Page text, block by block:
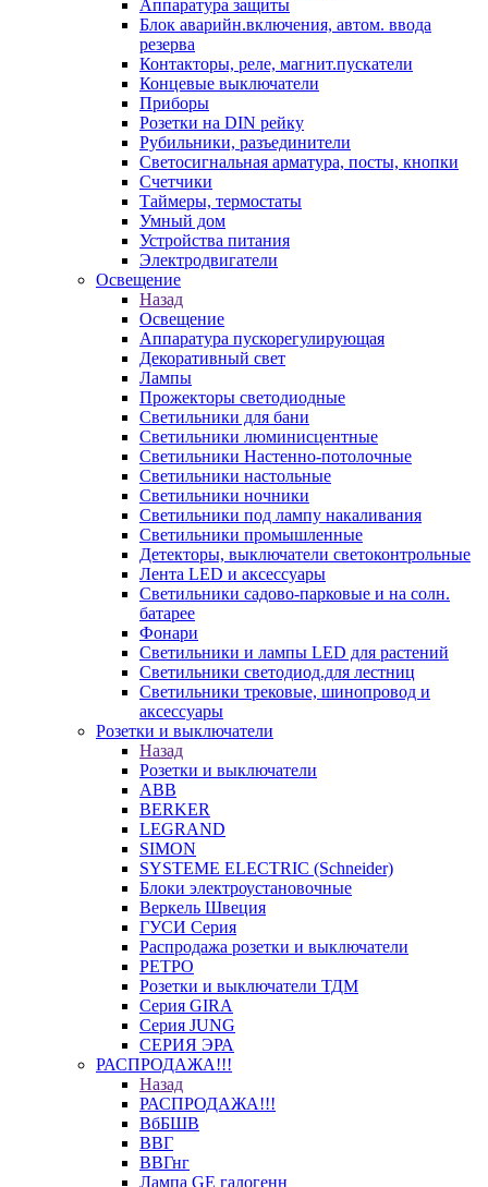
Аппаратура защиты
Блок аварийн.включения, автом. ввода
резерва
Контакторы, реле, магнит.пускатели
Концевые выключатели
Приборы
Розетки на DIN рейку
Рубильники, разъединители
Светосигнальная арматура, посты, кнопки
Счетчики
Таймеры, термостаты
Умный дом
Устройства питания
Электродвигатели
Освещение
Назад
Освещение
Аппаратура пускорегулирующая
Декоративный свет
Лампы
Прожекторы светодиодные
Светильники для бани
Светильники люминисцентные
Светильники Настенно-потолочные
Светильники настольные
Светильники ночники
Светильники под лампу накаливания
Светильники промышленные
Детекторы, выключатели светоконтрольные
Лента LED и аксессуары
Светильники садово-парковые и на солн.
батарее
Фонари
Светильники и лампы LED для растений
Светильники светодиод.для лестниц
Светильники трековые, шинопровод и
аксессуары
Розетки и выключатели
Назад
Розетки и выключатели
ABB
BERKER
LEGRAND
SIMON
SYSTEME ELECTRIC (Schneider)
Блоки электроустановочные
Веркель Швеция
ГУСИ Серия
Распродажа розетки и выключатели
РЕТРО
Розетки и выключатели ТДМ
Серия GIRA
Серия JUNG
СЕРИЯ ЭРА
РАСПРОДАЖА!!!
Назад
РАСПРОДАЖА!!!
ВбБШВ
ВВГ
ВВГнг
Лампа GE галогенн